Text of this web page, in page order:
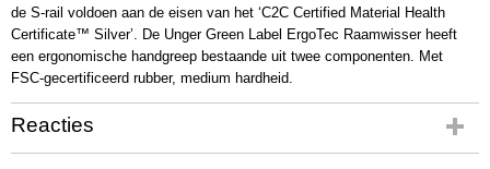
de S-rail voldoen aan de eisen van het ‘C2C Certified Material Health
Certificate™ Silver’. De Unger Green Label ErgoTec Raamwisser heeft
een ergonomische handgreep bestaande uit twee componenten. Met
FSC-gecertificeerd rubber, medium hardheid.
Reacties